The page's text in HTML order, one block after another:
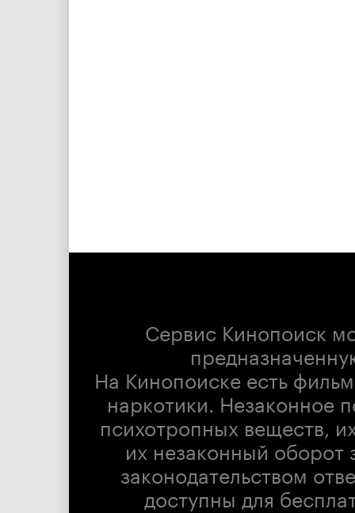
Сервис Кинопоиск
На Кинопоиске есть
наркотики. Незаконное
психотропных веществ,
их незаконный оборот
законодательством
доступны для